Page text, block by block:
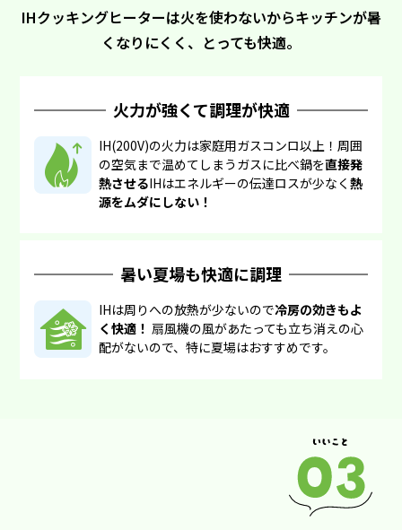
IHクッキングヒーターは火を使わないからキッチンが暑
くなりにくく、とっても快適。
火力が強くて調理が快適
IH(200V)の火力は家庭用ガスコンロ以上！周囲
の空気まで温めてしまうガスに比べ鍋を直接発
熱させるIHはエネルギーの伝達ロスが少なく熱
源をムダにしない！
暑い夏場も快適に調理
IHは周りへの放熱が少ないので冷房の効きもよ
く快適！ 扇風機の風があたっても立ち消えの心
配がないので、特に夏場はおすすめです。